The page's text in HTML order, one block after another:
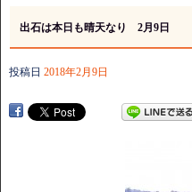
出石は本日も晴天なり 2月9日
投稿日 2018年2月9日